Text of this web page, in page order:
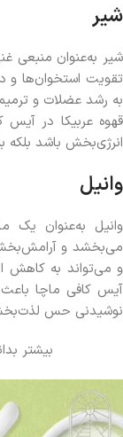
شیر
شیر به‌عنوان منبعی
تقویت استخوان‌ها و
به رشد عضلات و
قهوه عربیکا در آیس
انرژی‌بخش باشد بلکه
وانیل
وانیل به‌عنوان
می‌بخشد و
و می‌تواند به کاهش
آیس کافی ماچا
نوشیدنی حس
بیشتر